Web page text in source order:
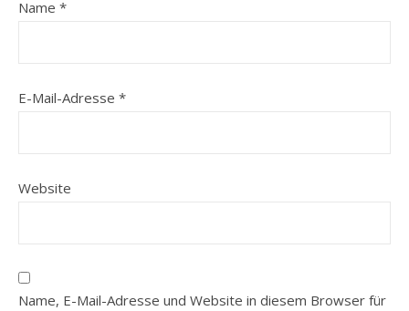
Name *
E-Mail-Adresse *
Website
Name, E-Mail-Adresse und Website in diesem Browser für